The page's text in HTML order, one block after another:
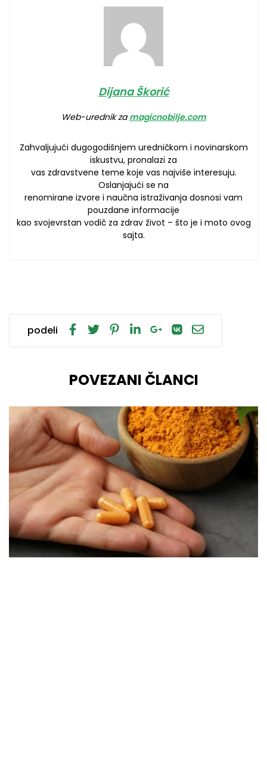
Dijana Škorić
Web-urednik zamagicnobilje.com
Zahvaljujući dugogodišnjem uredničkom i novinarskom
iskustvu, pronalazi za
vas zdravstvene teme koje vas najviše interesuju.
Oslanjajući se na
renomirane izvore i naučna istraživanja dosnosi vam
pouzdane informacije
kao svojevrstan vodič za zdrav život – što je i moto ovog
sajta.
podeli
POVEZANI ČLANCI